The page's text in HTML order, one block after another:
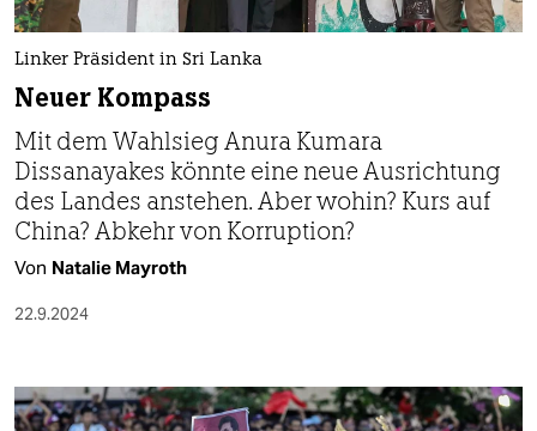
nord
wahrheit
verlag
verlag
veranstaltungen
shop
unterstützen
Linker Präsident in Sri Lanka
Neuer Kompass
Mit dem Wahlsieg Anura Kumara
Dissanayakes könnte eine neue Ausrichtung
des Landes anstehen. Aber wohin? Kurs auf
China? Abkehr von Korruption?
Von Natalie Mayroth
22.9.2024